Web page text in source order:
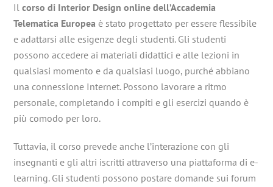
Ilcorso di Interior Design online dell’Accademia
Telematica Europea è stato progettato per essere flessibile
e adattarsi alle esigenze degli studenti. Gli studenti
possono accedere ai materiali didattici e alle lezioni in
qualsiasi momento e da qualsiasi luogo, purché abbiano
una connessione Internet. Possono lavorare a ritmo
personale, completando i compiti e gli esercizi quando è
più comodo per loro.
Tuttavia, il corso prevede anche l’interazione con gli
insegnanti e gli altri iscritti attraverso una piattaforma di e-
learning. Gli studenti possono postare domande sui forum